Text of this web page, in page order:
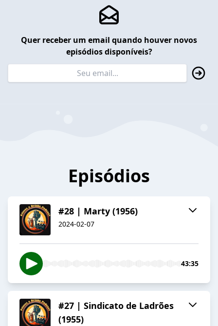
Quer receber um email quando houver novos
episódios disponíveis?
Episódios
#28 | Marty (1956)
2024-02-07
43:35
#27 | Sindicato de Ladrões
(1955)